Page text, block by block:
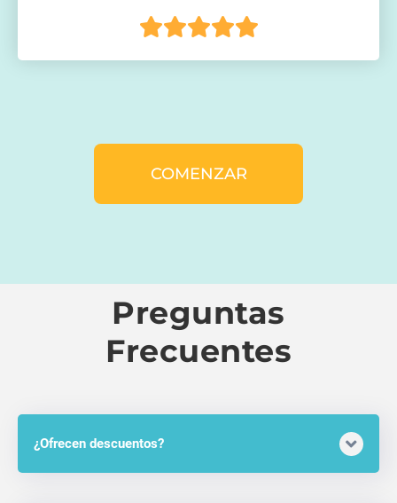
COMENZAR
Preguntas
Frecuentes
¿Ofrecen descuentos?